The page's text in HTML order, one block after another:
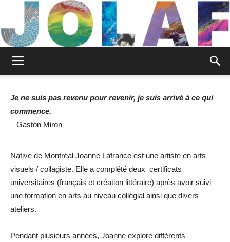
Je ne suis pas revenu pour revenir, je suis arrivé à ce qui
commence.
– Gaston Miron
Native de Montréal Joanne Lafrance est une artiste en arts
visuels / collagiste. Elle a complété deux certificats
universitaires (français et création littéraire) après avoir suivi
une formation en arts au niveau collégial ainsi que divers
ateliers.
Pendant plusieurs années, Joanne explore différents